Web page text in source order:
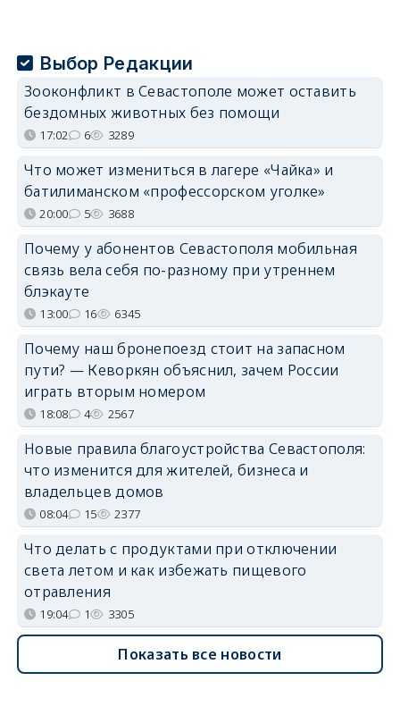
Выбор Редакции
Зооконфликт в Севастополе может оставить
бездомных животных без помощи
17:02 6 3289
Что может измениться в лагере «Чайка» и
батилиманском «профессорском уголке»
20:00 5 3688
Почему у абонентов Севастополя мобильная
связь вела себя по-разному при утреннем
блэкауте
13:00 16 6345
Почему наш бронепоезд стоит на запасном
пути? — Кеворкян объяснил, зачем России
играть вторым номером
18:08 4 2567
Новые правила благоустройства Севастополя:
что изменится для жителей, бизнеса и
владельцев домов
08:04 15 2377
Что делать с продуктами при отключении
света летом и как избежать пищевого
отравления
19:04 1 3305
Показать все новости